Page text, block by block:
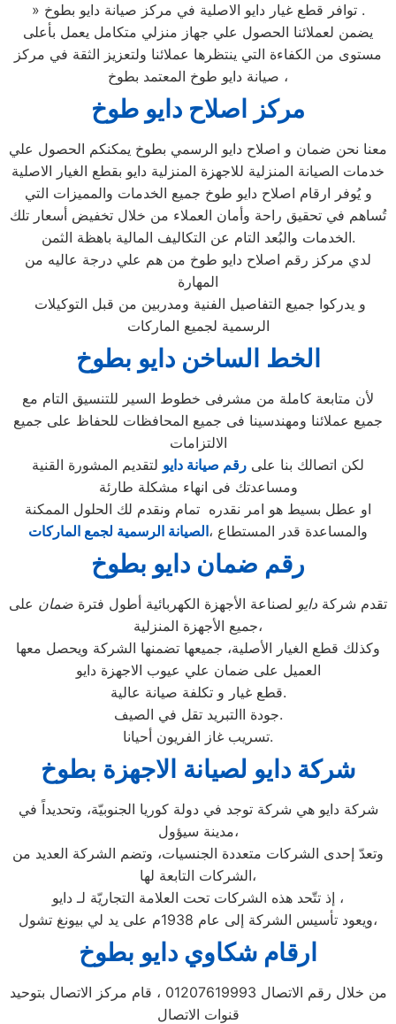
» توافر قطع غيار دايو الاصلية في مركز صيانة دايو بطوخ .
يضمن لعملائنا الحصول علي جهاز منزلي متكامل يعمل بأعلى
مستوى من الكفاءة التي ينتظرها عملائنا ولتعزيز الثقة في مركز
صيانة دايو طوخ المعتمد بطوخ ،
مركز اصلاح دايو طوخ
معنا نحن ضمان و اصلاح دايو الرسمي بطوخ يمكنكم الحصول علي
خدمات الصيانة المنزلية للاجهزة المنزلية دايو بقطع الغيار الاصلية
و يُوفر ارقام اصلاح دايو طوخ جميع الخدمات والمميزات التي
تُساهم في تحقيق راحة وأمان العملاء من خلال تخفيض أسعار تلك
الخدمات والبُعد التام عن التكاليف المالية باهظة الثمن.
لدي مركز رقم اصلاح دايو طوخ من هم علي درجة عاليه من
المهارة
الرسمية لجميع الماركات
الخط الساخن دايو بطوخ
لأن متابعة كاملة من مشرفى خطوط السير للتنسيق التام مع
جميع عملائنا ومهندسينا فى جميع المحافظات للحفاظ على جميع
الالتزامات
لكن اتصالك بنا على رقم صيانة دايو لتقديم المشورة القنية
ومساعدتك فى انهاء مشكلة طارئة
او عطل بسيط هو امر نقدره تمام ونقدم لك الحلول الممكنة
والمساعدة قدر المستطاع ،الصيانة الرسمية لجمع الماركات
رقم ضمان دايو بطوخ
تقدم شركة دايو لصناعة الأجهزة الكهربائية أطول فترة ضمان على
جميع الأجهزة المنزلية،
وكذلك قطع الغيار الأصلية، جميعها تضمنها الشركة ويحصل معها
العميل على ضمان علي عيوب الاجهزة دايو
قطع غيار و تكلفة صيانة عالية.
جودة االتبريد تقل في الصيف.
تسريب غاز الفريون أحيانا.
شركة دايو لصيانة الاجهزة بطوخ
شركة دايو هي شركة توجد في دولة كوريا الجنوبيّة، وتحديداً في
مدينة سيؤول،
وتعدّ إحدى الشركات متعددة الجنسيات، وتضم الشركة العديد من
الشركات التابعة لها،
إذ تتّحد هذه الشركات تحت العلامة التجاريّة لـ دايو ،
ويعود تأسيس الشركة إلى عام 1938م على يد لي بيونغ تشول،
ارقام شكاوي دايو بطوخ
من خلال رقم الاتصال 01207619993 ، قام مركز الاتصال بتوحيد
قنوات الاتصال